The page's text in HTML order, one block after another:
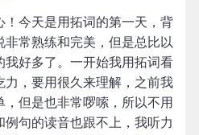
！今天是用拓词的第一天，背
非常熟练和完美，但是总比以
我好多了。一开始我用拓词看
力，要用很久来理解，之前我
但是也非常啰嗦，所以不用
句的读音也跟不上，我听力